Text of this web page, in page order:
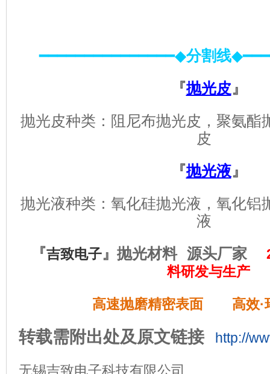
━━━━━━━━━━━━━━━◆分割线
『抛光皮』
抛光皮种类：阻尼布抛光皮，聚氨酯
皮
『抛光液』
抛光液种类：氧化硅抛光液，氧化铝
液
『吉致电子』 抛光材料 源头厂家
料研发与生产
高速抛磨精密表面 高效·
转载需附出处及原文链接 http://
无锡吉致电子科技有限公司